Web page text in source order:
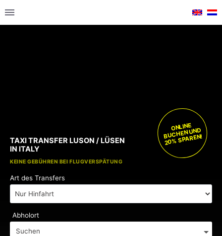
KOSTENLOSE KINDERSITZE
KEINE GEBÜHREN BEI FLUGVERSPÄTUNG
TAXI TRANSFER LUSON / LÜSEN
IN ITALY
ONLINE
BUCHEN UND
20% SPAREN!
Art des Transfers
Abholort
Suchen